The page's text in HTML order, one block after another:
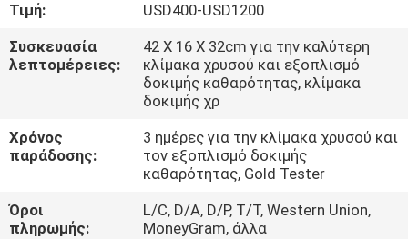
ΣΕ
ΕΠΑΦΉ
ΖΗΤΉΣΤΕ
ΈΝΑ
ΑΠΌΣΠΑΣΜΑ
Τιμή:
USD400-USD1200
Συσκευασία
λεπτομέρειες:
42 X 16 X 32cm για την καλύτερη
κλίμακα χρυσού και εξοπλισμό
δοκιμής καθαρότητας, κλίμακα
δοκιμής χρ
Χρόνος
παράδοσης:
3 ημέρες για την κλίμακα χρυσού και
τον εξοπλισμό δοκιμής
καθαρότητας, Gold Tester
Όροι
πληρωμής:
L/C, D/A, D/P, T/T, Western Union,
MoneyGram, άλλα